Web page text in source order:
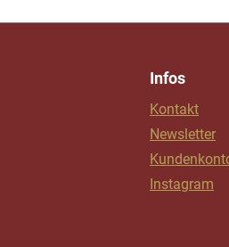
Infos
Kontakt
Newsletter
Instagram